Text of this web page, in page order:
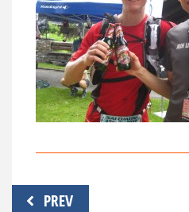
Beitragsnavigation
PREV